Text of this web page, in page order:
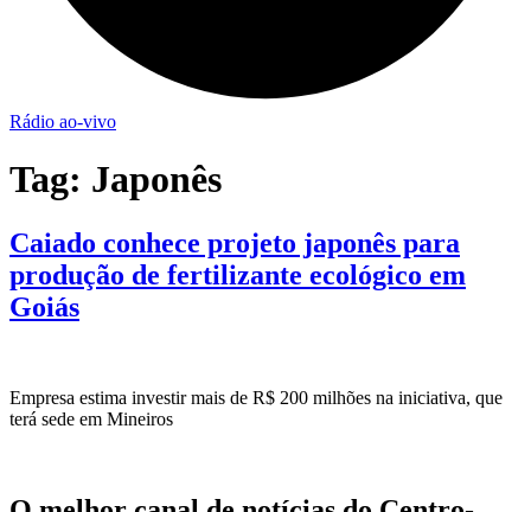
Rádio ao-vivo
Tag: Japonês
Caiado conhece projeto japonês para
produção de fertilizante ecológico em
Goiás
Empresa estima investir mais de R$ 200 milhões na iniciativa, que
terá sede em Mineiros